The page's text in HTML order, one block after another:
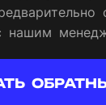
нашим